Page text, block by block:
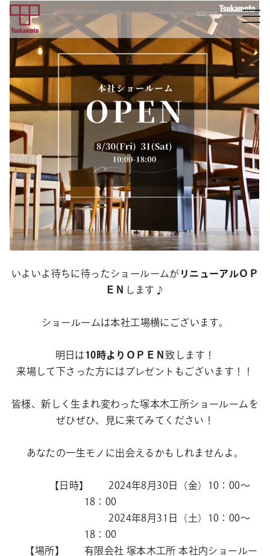
いよいよ待ちに待ったショールームが リニューアルＯＰ
ＥＮ
します♪
ショールームは本社工場横にございます。
明日は10時よりＯＰＥＮ致します！
来場して下さった方にはプレゼントもございます！！
皆様、新しく生まれ変わった塚本木工所ショールームを
ぜひぜひ、見に来てみてください！
あなたの一生モノに出会えるかもしれませんよ。
【日時】 2024年8月30日（金）10：00～
18：00
2024年8月31日（土）10：00～
18：00
【場所】 有限会社 塚本木工所 本社内ショールー